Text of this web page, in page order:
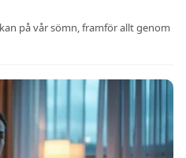
på vår sömn, framför allt genom